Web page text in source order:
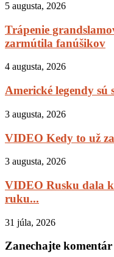
5 augusta, 2026
Trápenie
zarmútila fanúšikov
4 augusta, 2026
Americké legendy sú
3 augusta, 2026
VIDEO Kedy to už
3 augusta, 2026
VIDEO Rusku dala
ruku...
31 júla, 2026
Zanechajte komentár